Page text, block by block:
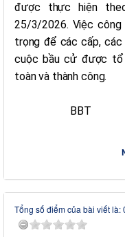
được thực hiện
25/3/2026. Việc
trọng để các cấp, các
cuộc bầu cử được tổ
toàn và thành công.
BBT
Tổng số điểm của bài viết là: